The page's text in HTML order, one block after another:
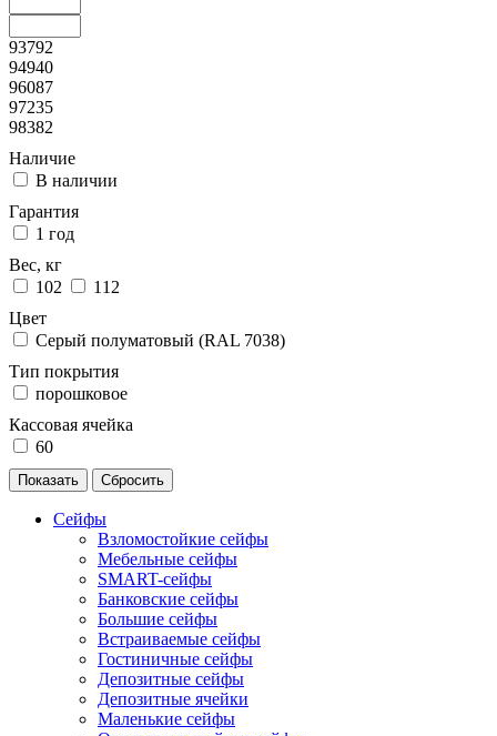
93792
94940
96087
97235
98382
Наличие
В наличии
Гарантия
1 год
Вес, кг
102
112
Цвет
Серый полуматовый (RAL 7038)
Тип покрытия
порошковое
Кассовая ячейка
60
Сейфы
Взломостойкие сейфы
Мебельные сейфы
SMART-сейфы
Банковские сейфы
Большие сейфы
Встраиваемые сейфы
Гостиничные сейфы
Депозитные сейфы
Депозитные ячейки
Маленькие сейфы